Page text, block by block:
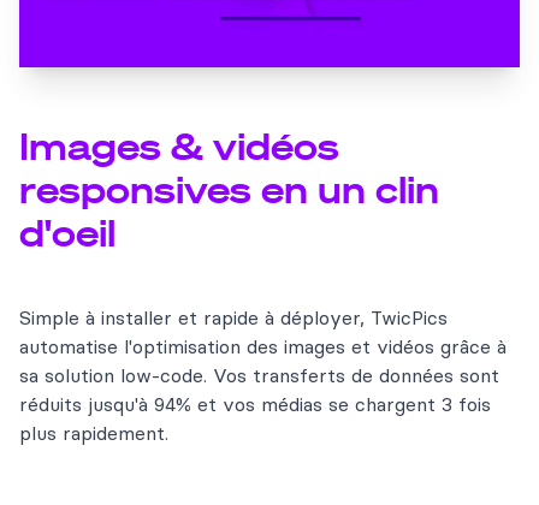
Images & vidéos
responsives en un clin
d'oeil
Simple à installer et rapide à déployer, TwicPics
automatise l'optimisation des images et vidéos grâce à
sa solution low-code. Vos transferts de données sont
réduits jusqu'à 94% et vos médias se chargent 3 fois
plus rapidement.